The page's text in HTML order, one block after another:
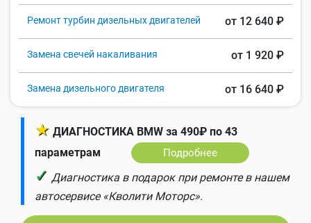
Ремонт турбин дизельных двигателей от 12 640 ₽
Замена свечей накаливания от 1 920 ₽
Замена дизельного двигателя от 16 640 ₽
★ ДИАГНОСТИКА BMW за 490₽ по 43
параметрам
Подробнее
✓ Диагностика в подарок при ремонте в нашем
автосервисе «Кволити Моторс».